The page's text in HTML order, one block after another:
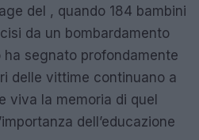
del , quando 184 bambini
da un bombardamento
segnato profondamente
delle vittime continuano a
viva la memoria di quel
dell’educazione